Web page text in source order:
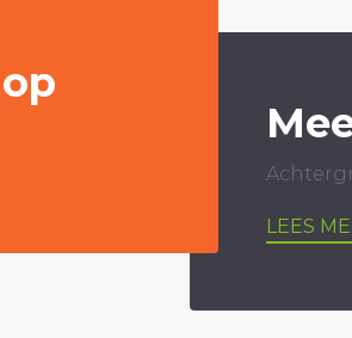
LEES